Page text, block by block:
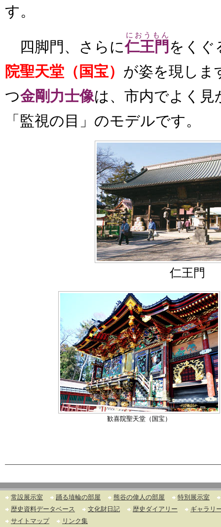
す。
四脚門、さらに仁王門
におうもん
をくぐ
院聖天堂（国宝） が姿を現しま
つ金剛力士像は、市内でよく見
「監視の目」のモデルです。
仁王門
歓喜院聖天堂（国宝）
常設展示室 踊る埴輪の部屋 熊谷の偉人の部屋
特別展示室
歴史資料データベース
文化財日記 歴史ダイアリー
ギャラリ
サイトマップ
リンク集